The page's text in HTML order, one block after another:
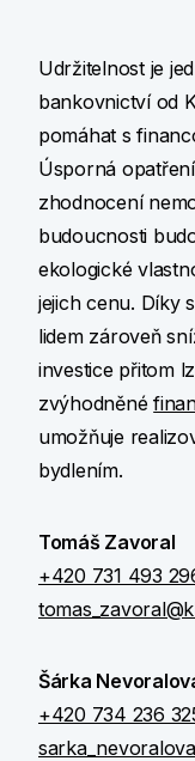
Udržitelnost je
bankovnictví od
pomáhat s
Úsporná
zhodnocení
budoucnosti
ekologické
jejich cenu. Díky
lidem zároveň
investice přitom
zvýhodněné
umožňuje
bydlením.
Tomáš Zavoral
+420 731 493
Šárka
+420 734 236